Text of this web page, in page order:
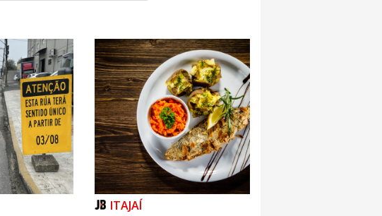
ITAJAÍ